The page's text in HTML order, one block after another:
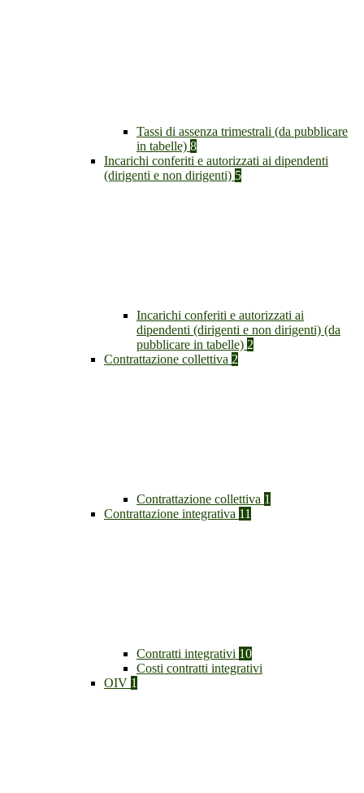
Tassi di assenza trimestrali (da pubblicare
in tabelle) 8
Incarichi conferiti e autorizzati ai dipendenti
(dirigenti e non dirigenti) 5
Incarichi conferiti e autorizzati ai
dipendenti (dirigenti e non dirigenti) (da
pubblicare in tabelle) 2
Contrattazione collettiva 2
Contrattazione collettiva 1
Contrattazione integrativa 11
Contratti integrativi 10
Costi contratti integrativi
OIV 1